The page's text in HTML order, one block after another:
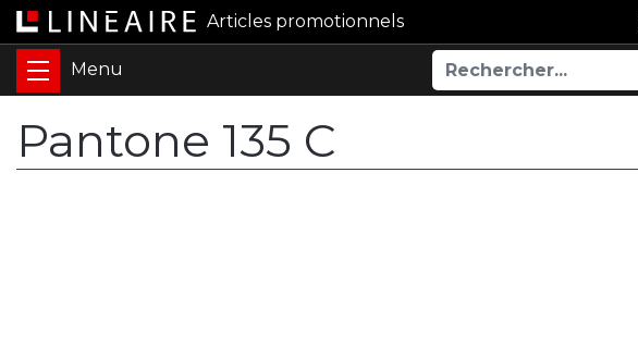
Articles promotionnels
Pantone 135 C